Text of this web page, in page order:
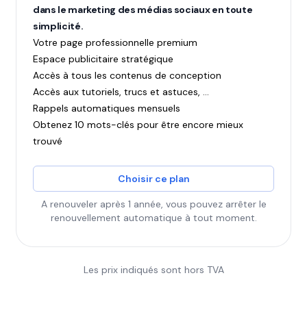
dans le marketing des médias sociaux en toute
simplicité.
Votre page professionnelle premium
Espace publicitaire stratégique
Accès à tous les contenus de conception
Accès aux tutoriels, trucs et astuces, ...
Rappels automatiques mensuels
Obtenez 10 mots-clés pour être encore mieux
trouvé
Choisir ce plan
A renouveler après 1 année, vous pouvez arrêter le
renouvellement automatique à tout moment.
Les prix indiqués sont hors TVA